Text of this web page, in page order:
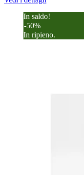
In saldo!
-50%
In ripieno.